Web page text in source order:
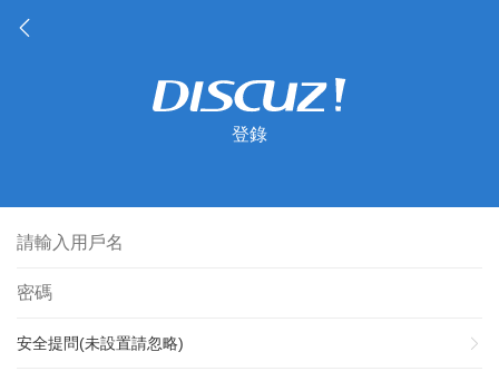
登錄
安全提問(未設置請忽略)